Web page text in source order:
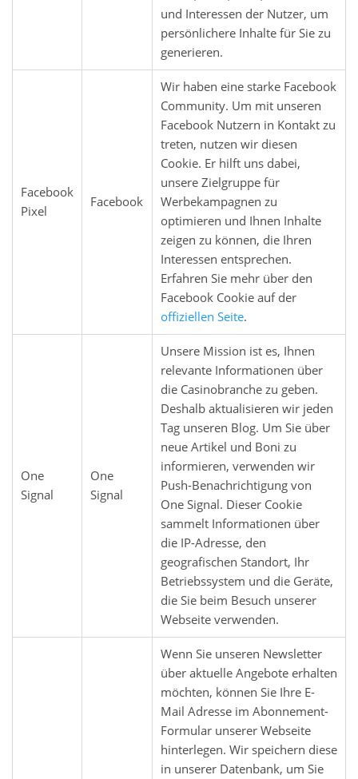
und Interessen der Nutzer, um
persönlichere Inhalte für Sie zu
generieren.
Facebook
Pixel
Facebook
Wir haben eine starke Facebook
Community. Um mit unseren
Facebook Nutzern in Kontakt zu
treten, nutzen wir diesen
Cookie. Er hilft uns dabei,
unsere Zielgruppe für
Werbekampagnen zu
optimieren und Ihnen Inhalte
zeigen zu können, die Ihren
Interessen entsprechen.
Erfahren Sie mehr über den
Facebook Cookie auf der
offiziellen Seite.
One
Signal
One
Signal
Unsere Mission ist es, Ihnen
relevante Informationen über
die Casinobranche zu geben.
Deshalb aktualisieren wir jeden
Tag unseren Blog. Um Sie über
neue Artikel und Boni zu
informieren, verwenden wir
Push-Benachrichtigung von
One Signal. Dieser Cookie
sammelt Informationen über
die IP-Adresse, den
geografischen Standort, Ihr
Betriebssystem und die Geräte,
die Sie beim Besuch unserer
Webseite verwenden.
Wenn Sie unseren Newsletter
über aktuelle Angebote erhalten
möchten, können Sie Ihre E-
Mail Adresse im Abonnement-
Formular unserer Webseite
hinterlegen. Wir speichern diese
in unserer Datenbank, um Sie